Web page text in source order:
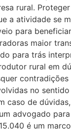
rural.
a atividade se
para
maior
para trás
rural em
no
caso de
advogado
é um